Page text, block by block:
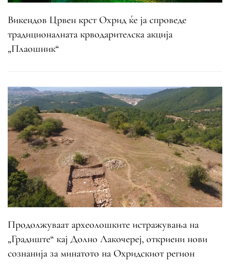
Викендов Црвен крст Охрид ќе ја спроведе
традиционалната крводарителска акција
„Плаошник“
Продолжуваат археолошките истражувања на
„Градиште“ кај Долно Лакочереј, откриени нови
сознанија за минатото на Охридскиот регион